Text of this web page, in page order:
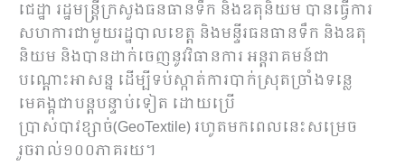
ជេដ្ឋា រដ្ឋមន្ត្រីក្រសួងធនធានទឹក និងឧតុនិយម បានធ្វើការ
សហការជាមួយរដ្ឋបាលខេត្ត និងមន្ទីរធនធានទឹក និងឧតុ
និយម និងបានដាក់ចេញនូវវិធានការ អន្តរាគមន៍ជា
បណ្ដោះអាសន្ន ដើម្បីទប់ស្កាត់ការបាក់ស្រុតច្រាំងទន្លេ
មេគង្គជាបន្តបន្ទាប់ទៀត ដោយប្រើ
ប្រាស់បាវខ្សាច់(GeoTextile) រហូតមកពេលនេះសម្រេច
រួចរាល់១០០ភាគរយ។